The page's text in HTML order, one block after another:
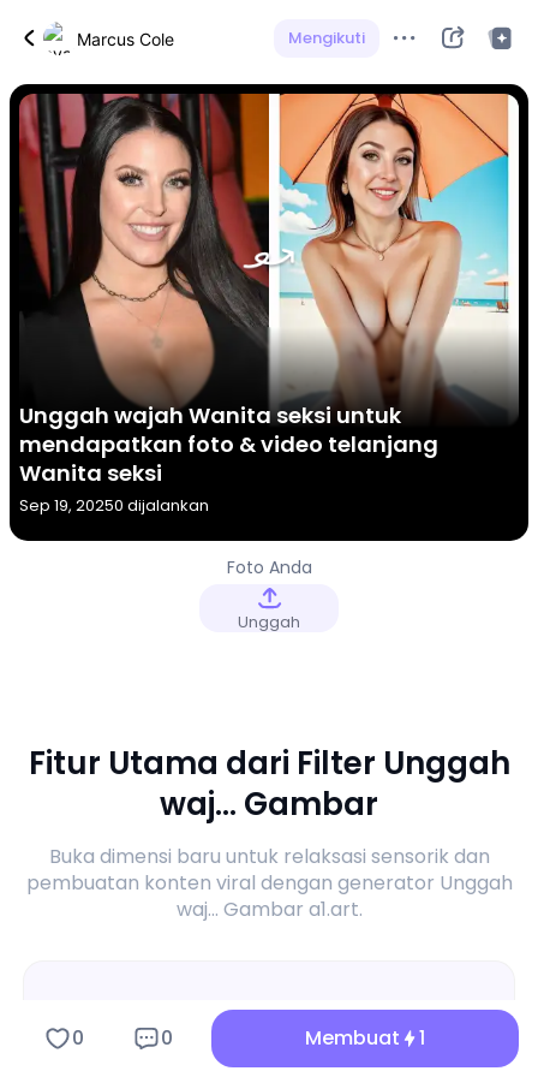
Marcus Cole Mengikuti
Unggah wajah Wanita seksi untuk
mendapatkan foto & video telanjang
Wanita seksi
Sep 19, 20250 dijalankan
Foto Anda
Unggah
Fitur Utama dari Filter Unggah
waj... Gambar
Buka dimensi baru untuk relaksasi sensorik dan
pembuatan konten viral dengan generator Unggah
waj... Gambar a1.art.
0 0 Membuat 1